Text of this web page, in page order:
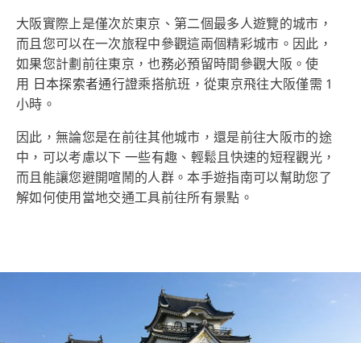
大阪實際上是僅次於東京、第二個最多人遊覽的城市，
而且您可以在一次旅程中參觀這兩個精彩城市。因此，
如果您計劃前往東京，也務必預留時間參觀大阪。使
用 日本探索者通行證乘搭航班，從東京飛往大阪僅需 1
小時。
因此，無論您是在前往其他城市，還是前往大阪市的途
中，可以考慮以下 一些有趣、輕鬆且快速的短程觀光，
而且能讓您避開喧鬧的人群。本手遊指南可以幫助您了
解如何使用當地交通工具前往所有景點。